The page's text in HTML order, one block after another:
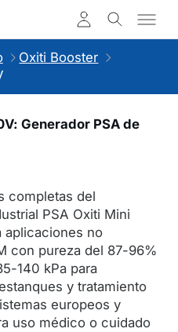
Oxiti Booster
Generador PSA de
completas del
PSA Oxiti Mini
aplicaciones no
con pureza del 87-96%
140 kPa para
y tratamiento
europeos y
uso médico o cuidado